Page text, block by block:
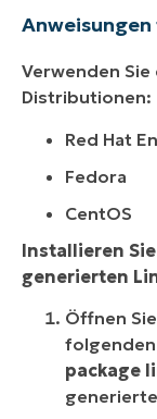
Anweisungen
Verwenden
Distributionen:
Red Hat
Fedora
CentOS
Installieren
generierten
Öffnen
folgenden
package